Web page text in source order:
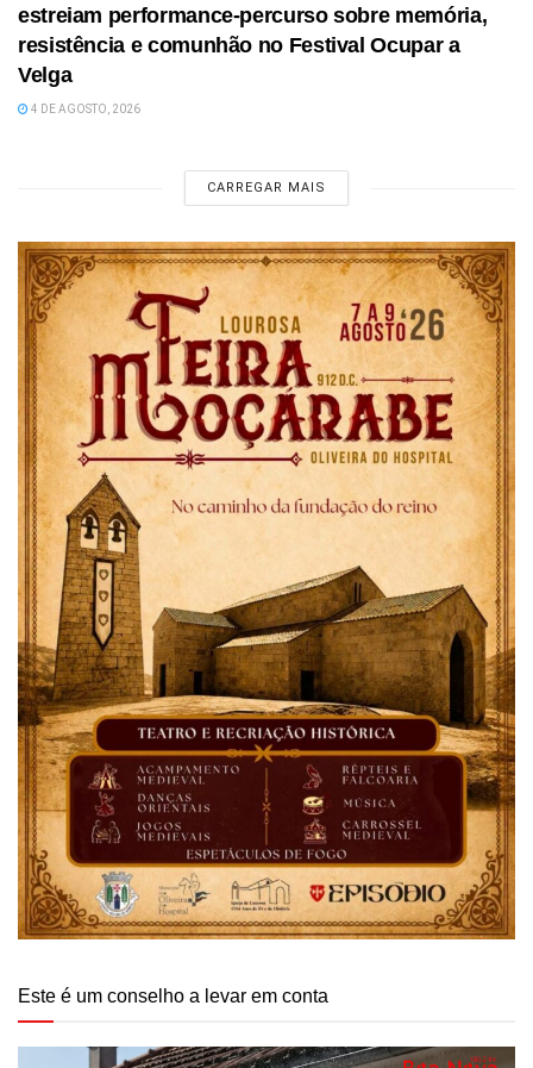
estreiam performance-percurso sobre memória,
resistência e comunhão no Festival Ocupar a
Velga
4 DE AGOSTO, 2026
CARREGAR MAIS
Este é um conselho a levar em conta